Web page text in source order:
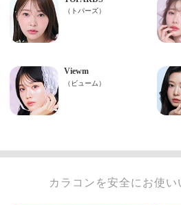
カラコンを安全にお使い